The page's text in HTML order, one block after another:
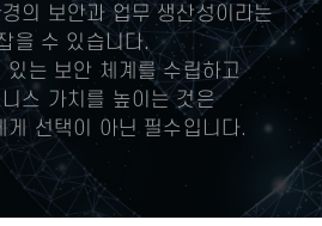
의 보안과 업무 생산성이라는
을 수 있습니다.
있는 보안 체계를 수립하고
스 가치를 높이는 것은
게 선택이 아닌 필수입니다.